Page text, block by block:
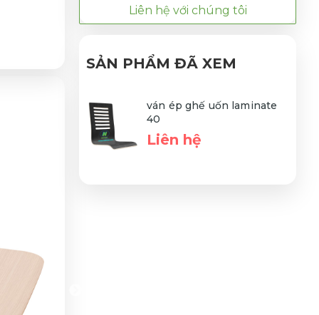
Liên hệ với chúng tôi
SẢN PHẨM ĐÃ XEM
ván ép ghế uốn laminate
40
Liên hệ